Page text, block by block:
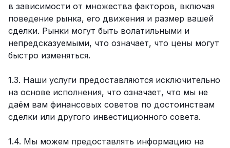
в зависимости от множества факторов, включая
поведение рынка, его движения и размер вашей
сделки. Рынки могут быть волатильными и
непредсказуемыми, что означает, что цены могут
быстро изменяться.
1.3. Наши услуги предоставляются исключительно
на основе исполнения, что означает, что мы не
даём вам финансовых советов по достоинствам
сделки или другого инвестиционного совета.
1.4. Мы можем предоставлять информацию на